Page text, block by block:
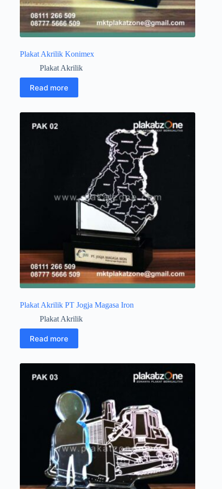
Plakat Akrilik Konimex
Plakat Akrilik
Read more
Plakat Akrilik PT Jogja Magasa Iron
Plakat Akrilik
Read more